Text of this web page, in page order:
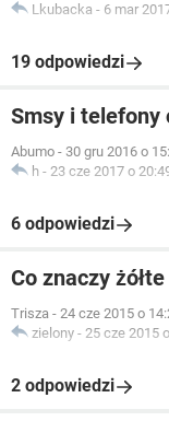
Lkubacka - 6 mar
19 odpowiedzi
Smsy i telefony
Abumo - 30 gru 2016 o
h - 23 cze 2017 o
6 odpowiedzi
Co znaczy
Trisza - 24 cze 2015 o
zielony - 25 cze 2015
2 odpowiedzi